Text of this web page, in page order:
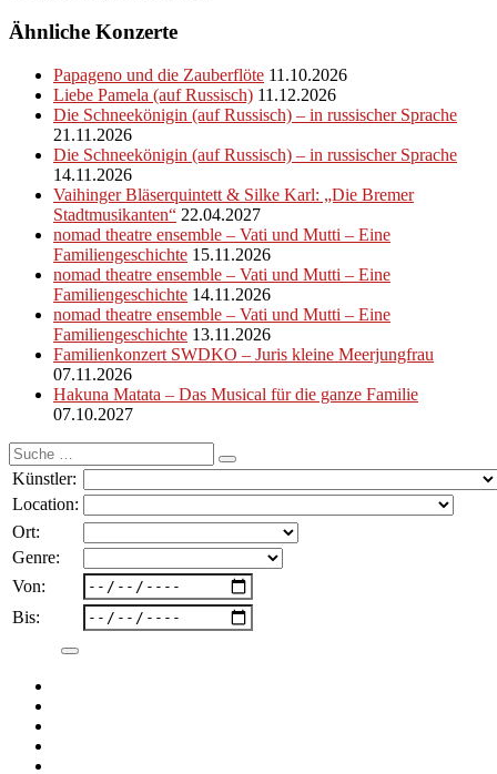
Ähnliche Konzerte
Papageno und die Zauberflöte 11.10.2026
Liebe Pamela (auf Russisch) 11.12.2026
Die Schneekönigin (auf Russisch) – in russischer Sprache
21.11.2026
Die Schneekönigin (auf Russisch) – in russischer Sprache
14.11.2026
Vaihinger Bläserquintett & Silke Karl: „Die Bremer
Stadtmusikanten“ 22.04.2027
nomad theatre ensemble – Vati und Mutti – Eine
Familiengeschichte 15.11.2026
nomad theatre ensemble – Vati und Mutti – Eine
Familiengeschichte 14.11.2026
nomad theatre ensemble – Vati und Mutti – Eine
Familiengeschichte 13.11.2026
Familienkonzert SWDKO – Juris kleine Meerjungfrau
07.11.2026
Hakuna Matata – Das Musical für die ganze Familie
07.10.2027
Suche
nach:
Künstler:
Location:
Ort:
Genre:
Von:
Bis: